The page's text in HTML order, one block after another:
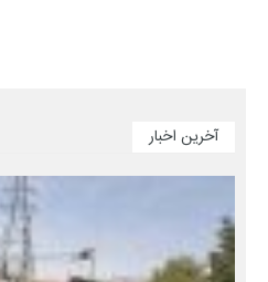
آخرین اخبار